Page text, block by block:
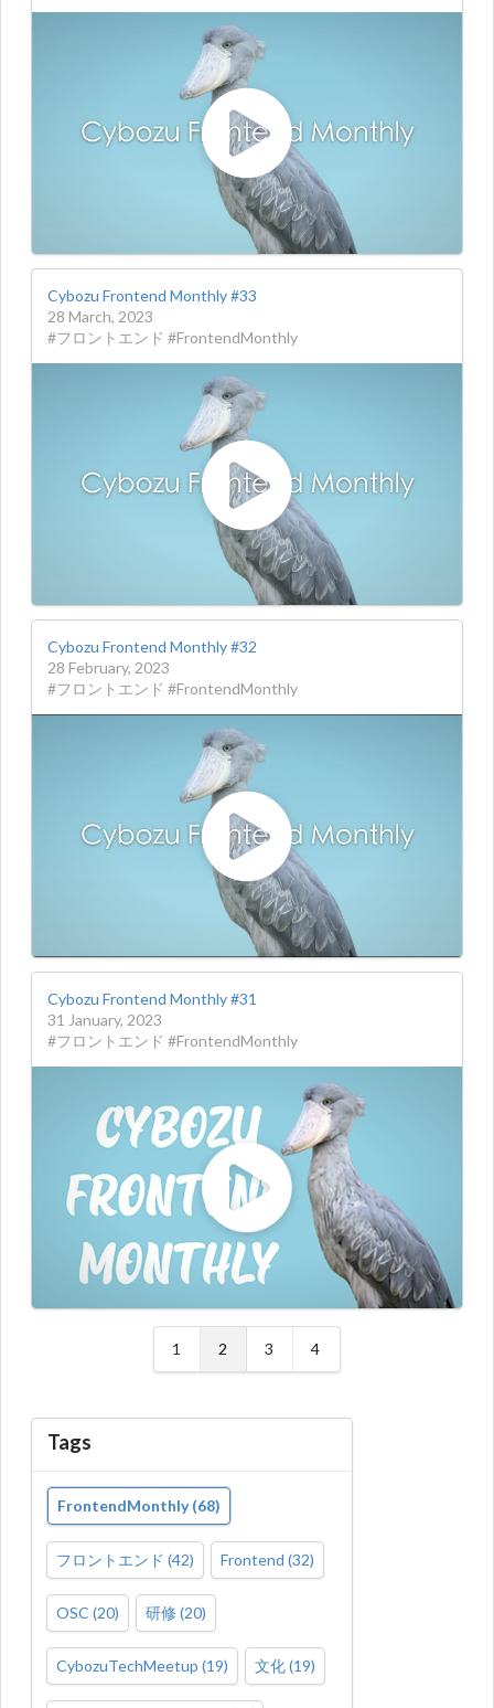
Cybozu Frontend Monthly #33
28 March, 2023
#フロントエンド #FrontendMonthly
Cybozu Frontend Monthly #32
28 February, 2023
#フロントエンド #FrontendMonthly
Cybozu Frontend Monthly #31
31 January, 2023
#フロントエンド #FrontendMonthly
1 2 3 4
Tags
FrontendMonthly(68)
フロントエンド (42) Frontend (32)
OSC (20) 研修 (20)
CybozuTechMeetup (19) 文化(19)